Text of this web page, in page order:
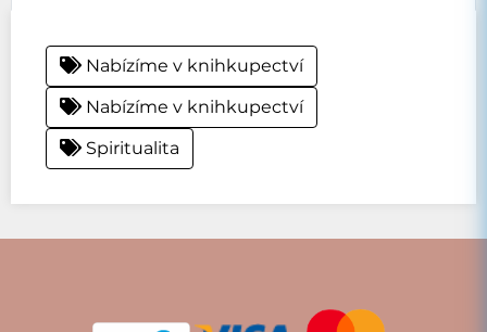
Nabízíme v knihkupectví
Nabízíme v knihkupectví
Spiritualita